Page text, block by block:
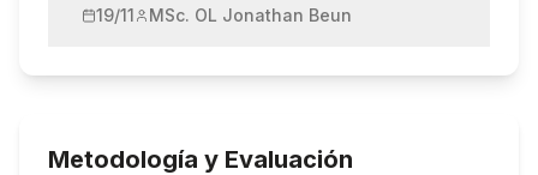
19/11 MSc. OL Jonathan Beun
Metodología y Evaluación